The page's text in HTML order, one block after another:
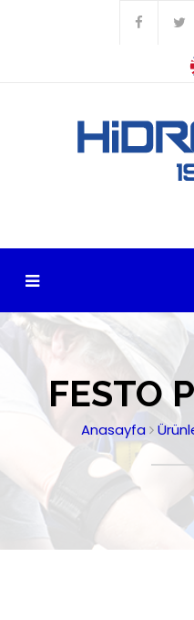
FESTO
Anasayfa